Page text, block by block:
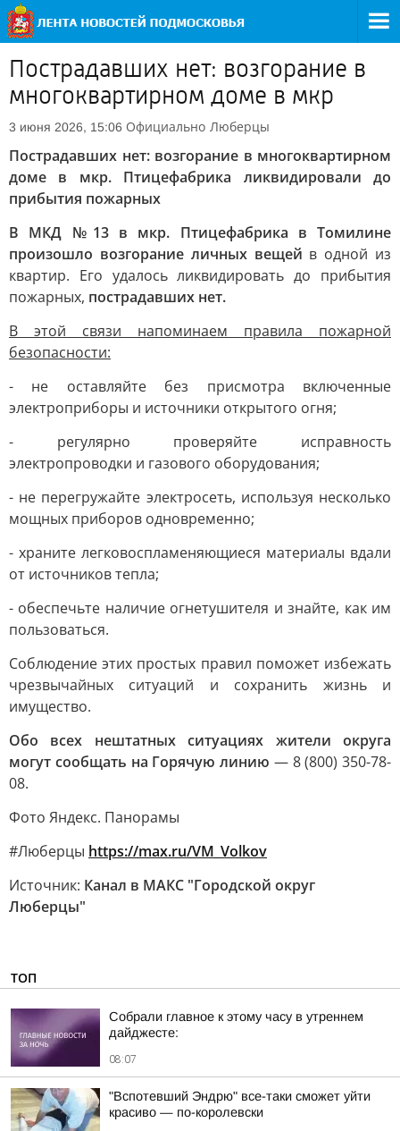
Пострадавших нет: возгорание в
многоквартирном доме в мкр
3 июня 2026, 15:06 Официально Люберцы
Пострадавших нет: возгорание в многоквартирном
доме в мкр. Птицефабрика ликвидировали до
прибытия пожарных
В МКД №13 в мкр. Птицефабрика в Томилине
произошло возгорание личных вещей в одной из
квартир. Его удалось ликвидировать до прибытия
пожарных, пострадавших нет.
В этой связи напоминаем правила пожарной
безопасности:
- не оставляйте без присмотра включенные
электроприборы и источники открытого огня;
- регулярно проверяйте исправность
электропроводки и газового оборудования;
- не перегружайте электросеть, используя несколько
мощных приборов одновременно;
- храните легковоспламеняющиеся материалы вдали
от источников тепла;
- обеспечьте наличие огнетушителя и знайте, как им
пользоваться.
Соблюдение этих простых правил поможет избежать
чрезвычайных ситуаций и сохранить жизнь и
имущество.
Обо всех нештатных ситуациях жители округа
могут сообщать на Горячую линию — 8 (800) 350-78-
08.
Фото Яндекс. Панорамы
#Люберцы https://max.ru/VM_Volkov
Источник: Канал в МАКС "Городской округ
Люберцы"
ТОП
Собрали главное к этому часу в утреннем
дайджесте:
08:07
"Вспотевший Эндрю" все-таки сможет уйти
красиво — по-королевски